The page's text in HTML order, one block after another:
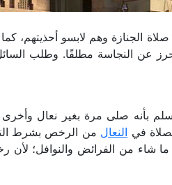
الجنازة وهم لابسو أحذيتهم،
عن النجاسة مطلقًا. وطلب
بأنه صلى مرة بغير نعال
في النعال من الرخص بشرط
شاء من الفرائض والنوافل؛ لأن